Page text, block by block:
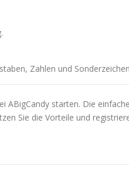
Zahlen und
ABigCandy starten. Die
Sie die Vorteile und